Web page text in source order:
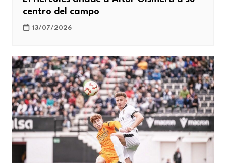
centro del campo
13/07/2026